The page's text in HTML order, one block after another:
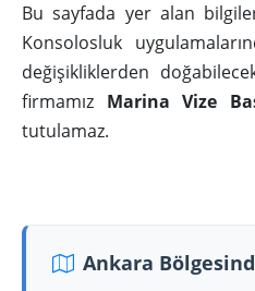
Bu sayfada yer alan
Konsolosluk
değişikliklerden
firmamız Marina Vize
tutulamaz.
Ankara